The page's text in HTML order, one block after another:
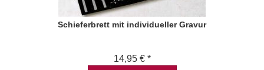
Schieferbrett mit individueller Gravur
14,95 € *